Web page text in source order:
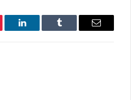
LinkedIn Tumblr Email